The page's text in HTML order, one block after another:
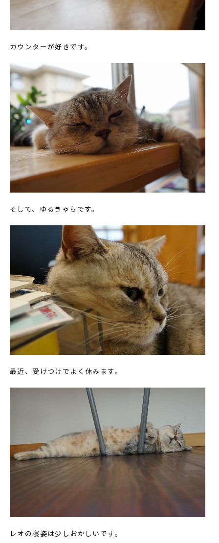
カウンターが好きです。
そして、ゆるきゃらです。
最近、受けつけでよく休みます。
レオの寝姿は少しおかしいです。